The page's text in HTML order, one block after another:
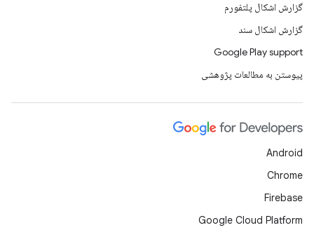
گزارش اشکال پلتفورم
گزارش اشکال سند
Google Play support
پیوستن به مطالعات پژوهشی
Android
Chrome
Firebase
Google Cloud Platform